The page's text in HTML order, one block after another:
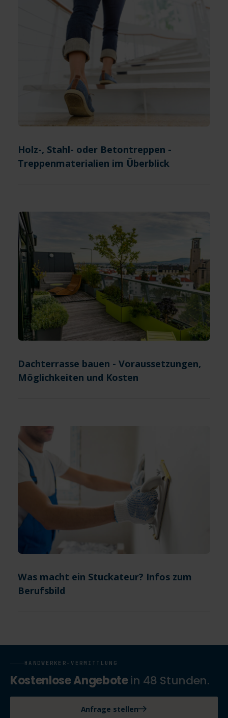
Holz-, Stahl- oder Betontreppen -
Treppenmaterialien im Überblick
Dachterrasse bauen - Voraussetzungen,
Möglichkeiten und Kosten
Was macht ein Stuckateur? Infos zum
Berufsbild
HANDWERKER-VERMITTLUNG
Kostenlose Angebotein 48 Stunden.
Anfrage stellen